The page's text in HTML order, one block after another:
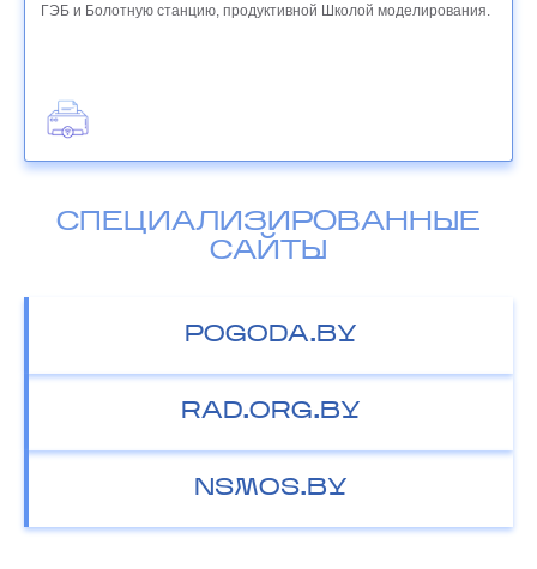
ГЭБ и Болотную станцию, продуктивной Школой моделирования.
СПЕЦИАЛИЗИРОВАННЫЕ
САЙТЫ
POGODA.BY
RAD.ORG.BY
NSMOS.BY